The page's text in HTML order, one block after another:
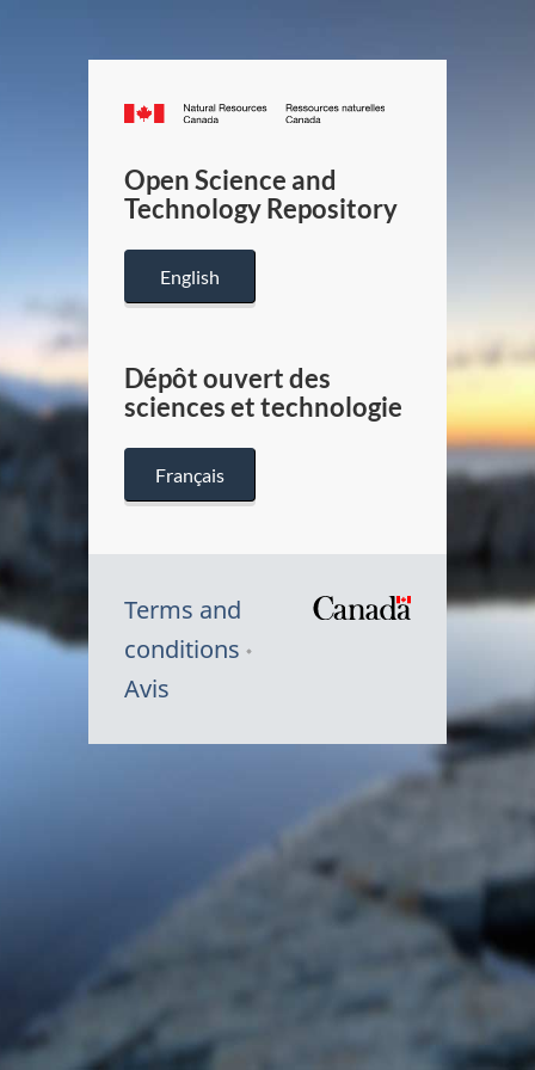
Canada.ca
/
Canada
Open Science and
Technology Repository
English
Dépôt ouvert des
sciences et technologie
Français
Terms and
conditions
Avis
du